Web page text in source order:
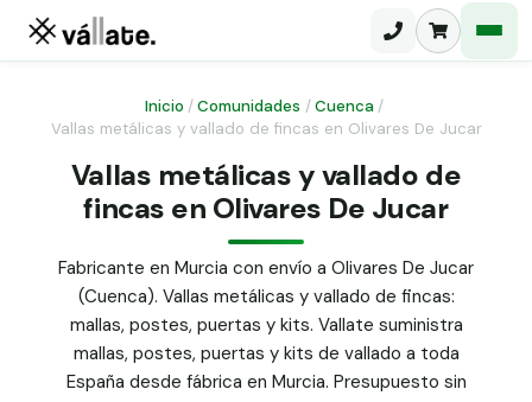
Malla ganadera
Malla simple torsión
Malla triple torsión
Panel malla H.
Puerta abatible dos hojas
Puerta acceso peatonal
Poste malla Hércules
Poste malla simple torsión
Alambre de espino galvanizado
Inicio /Comunidades / Cuenca /
Vallas metálicas y vallado de fincas en Olivares De Jucar
Vallas metálicas y vallado de
fincas en Olivares De Jucar
Fabricante en Murcia con envío a Olivares De Jucar
(Cuenca). Vallas metálicas y vallado de fincas:
mallas, postes, puertas y kits. Vallate suministra
mallas, postes, puertas y kits de vallado a toda
España desde fábrica en Murcia. Presupuesto sin